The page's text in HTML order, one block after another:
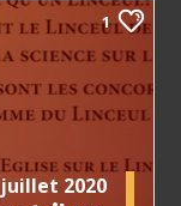
1
2020